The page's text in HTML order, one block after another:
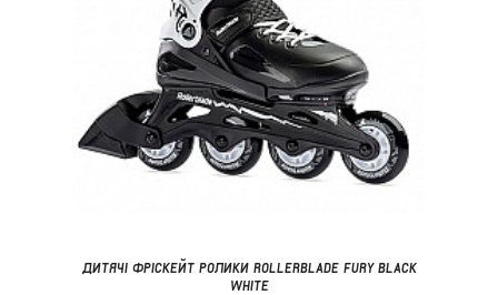
ДИТЯЧІ ФРІСКЕЙТ РОЛИКИ ROLLERBLADE FURY BLACK
WHITE